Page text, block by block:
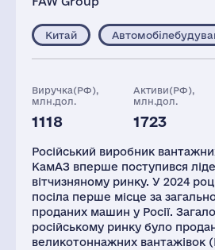
Китай
Виручка(РФ),
млн.дол.
1118
Активи(РФ),
млн.дол.
1723
млн.дол.
9034
2021
42
Російський виробник
КамАЗ вперше поступився
вітчизняному ринку. У 2024
посіла перше місце за
проданих машин у Росії.
російському ринку було
великотоннажних вантажівок